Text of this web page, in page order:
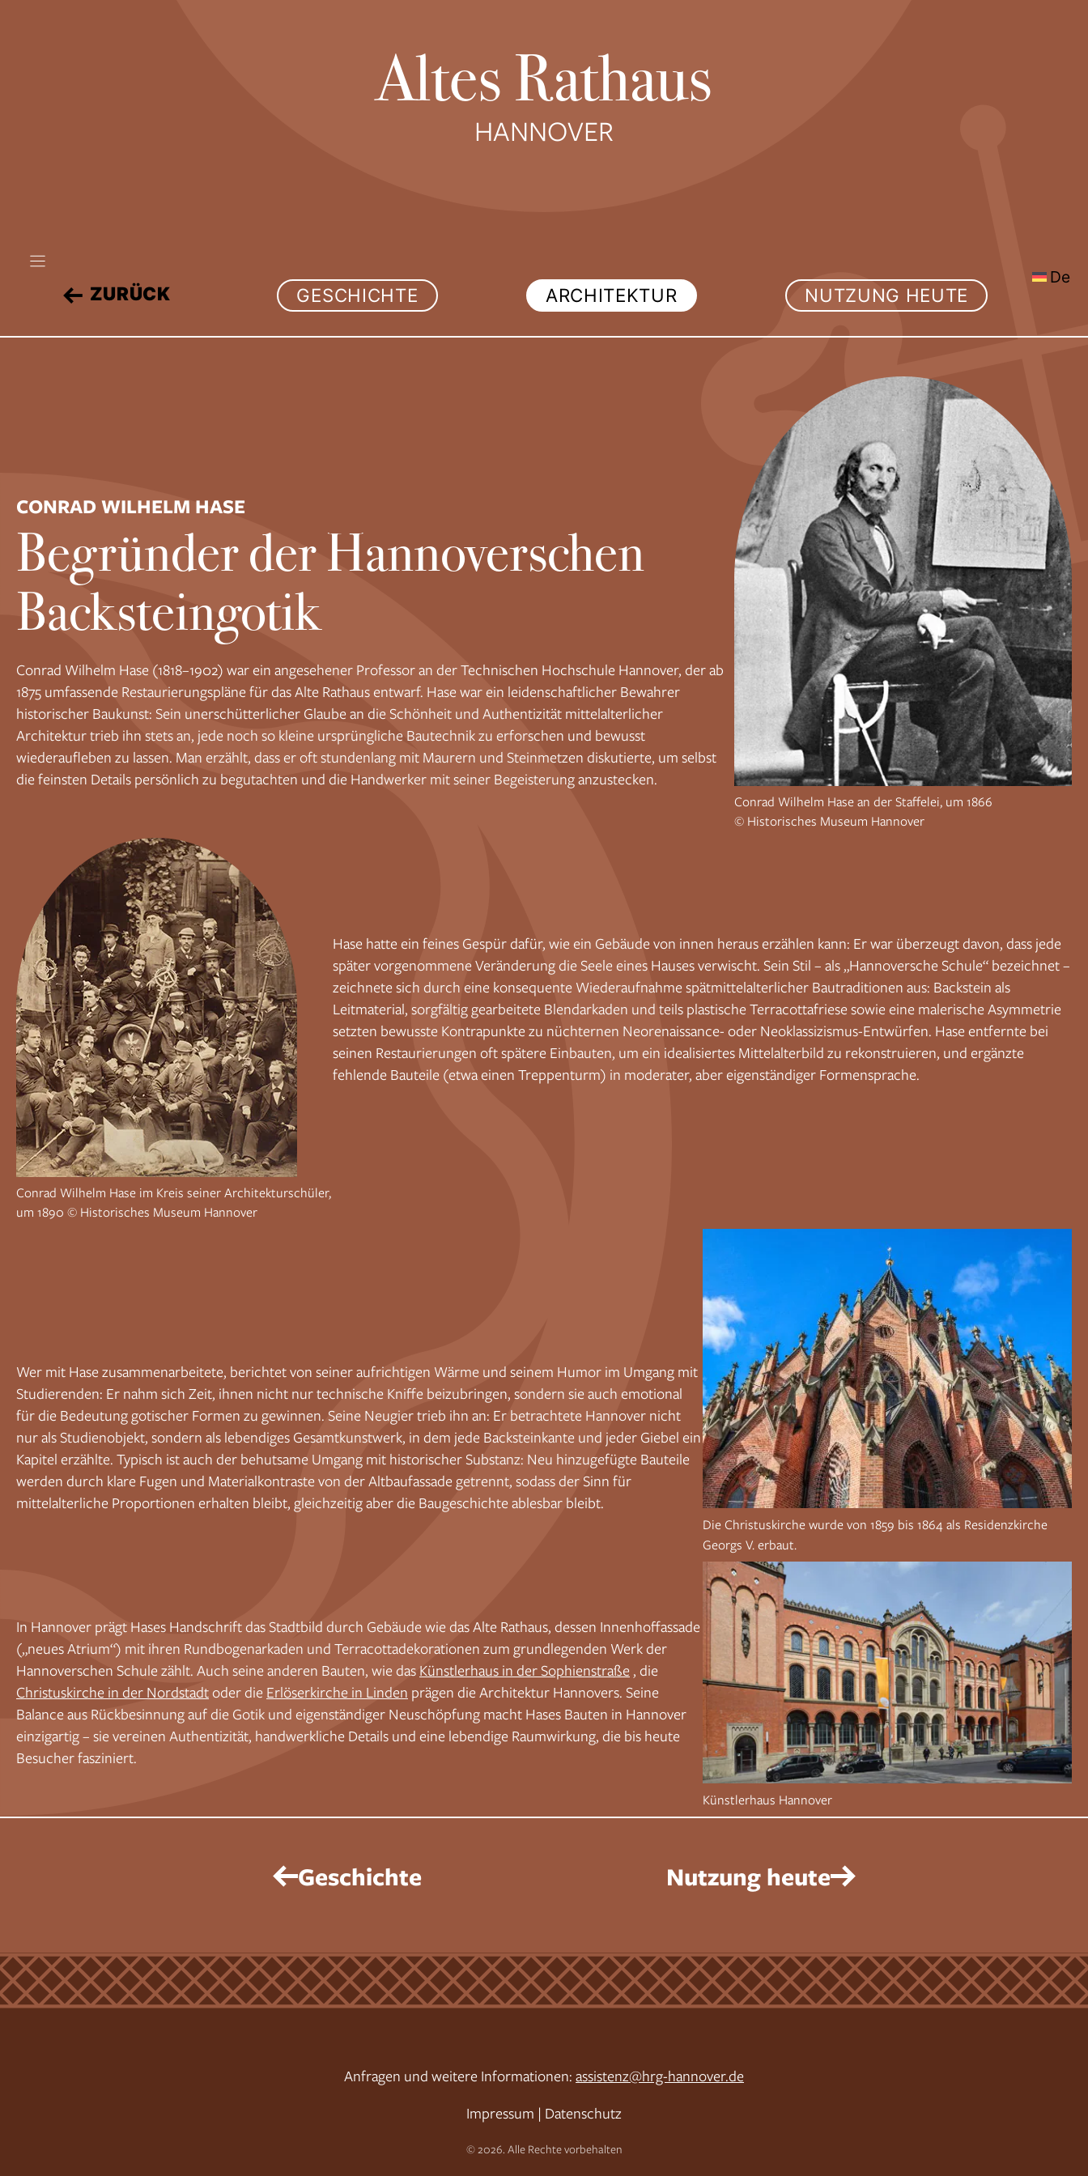
Altes Rathaus
HANNOVER
ZURÜCK GESCHICHTE ARCHITEKTUR NUTZUNG HEUTE
De
CONRAD WILHELM HASE
Begründer der Hannoverschen
Backsteingotik
Conrad Wilhelm Hase (1818–1902) war ein angesehener Professor an der Technischen Hochschule Hannover, der ab
1875 umfassende Restaurierungspläne für das Alte Rathaus entwarf. Hase war ein leidenschaftlicher Bewahrer
historischer Baukunst: Sein unerschütterlicher Glaube an die Schönheit und Authentizität mittelalterlicher
Architektur trieb ihn stets an, jede noch so kleine ursprüngliche Bautechnik zu erforschen und bewusst
wiederaufleben zu lassen. Man erzählt, dass er oft stundenlang mit Maurern und Steinmetzen diskutierte, um selbst
die feinsten Details persönlich zu begutachten und die Handwerker mit seiner Begeisterung anzustecken.
Conrad Wilhelm Hase an der Staffelei, um 1866
© Historisches Museum Hannover
Conrad Wilhelm Hase im Kreis seiner Architekturschüler,
um 1890 © Historisches Museum Hannover
Hase hatte ein feines Gespür dafür, wie ein Gebäude von innen heraus erzählen kann: Er war überzeugt davon, dass jede
später vorgenommene Veränderung die Seele eines Hauses verwischt. Sein Stil – als „Hannoversche Schule“ bezeichnet –
zeichnete sich durch eine konsequente Wiederaufnahme spätmittelalterlicher Bautraditionen aus: Backstein als
Leitmaterial, sorgfältig gearbeitete Blendarkaden und teils plastische Terracottafriese sowie eine malerische Asymmetrie
setzten bewusste Kontrapunkte zu nüchternen Neorenaissance- oder Neoklassizismus-Entwürfen. Hase entfernte bei
seinen Restaurierungen oft spätere Einbauten, um ein idealisiertes Mittelalterbild zu rekonstruieren, und ergänzte
fehlende Bauteile (etwa einen Treppenturm) in moderater, aber eigenständiger Formensprache.
Wer mit Hase zusammenarbeitete, berichtet von seiner aufrichtigen Wärme und seinem Humor im Umgang mit
Studierenden: Er nahm sich Zeit, ihnen nicht nur technische Kniffe beizubringen, sondern sie auch emotional
für die Bedeutung gotischer Formen zu gewinnen. Seine Neugier trieb ihn an: Er betrachtete Hannover nicht
nur als Studienobjekt, sondern als lebendiges Gesamtkunstwerk, in dem jede Backsteinkante und jeder Giebel ein
Kapitel erzählte. Typisch ist auch der behutsame Umgang mit historischer Substanz: Neu hinzugefügte Bauteile
werden durch klare Fugen und Materialkontraste von der Altbaufassade getrennt, sodass der Sinn für
mittelalterliche Proportionen erhalten bleibt, gleichzeitig aber die Baugeschichte ablesbar bleibt.
Die Christuskirche wurde von 1859 bis 1864 als Residenzkirche
Georgs V. erbaut.
In Hannover prägt Hases Handschrift das Stadtbild durch Gebäude wie das Alte Rathaus, dessen Innenhoffassade
(„neues Atrium“) mit ihren Rundbogenarkaden und Terracottadekorationen zum grundlegenden Werk der
Hannoverschen Schule zählt. Auch seine anderen Bauten, wie das Künstlerhaus in der Sophienstraße , die
Christuskirche in der Nordstadtoder die Erlöserkirche in Linden prägen die Architektur Hannovers. Seine
Balance aus Rückbesinnung auf die Gotik und eigenständiger Neuschöpfung macht Hases Bauten in Hannover
einzigartig – sie vereinen Authentizität, handwerkliche Details und eine lebendige Raumwirkung, die bis heute
Besucher fasziniert.
Künstlerhaus Hannover
Geschichte Nutzung heute
Anfragen und weitere Informationen: assistenz@hrg-hannover.de
Impressum | Datenschutz
© 2026. Alle Rechte vorbehalten